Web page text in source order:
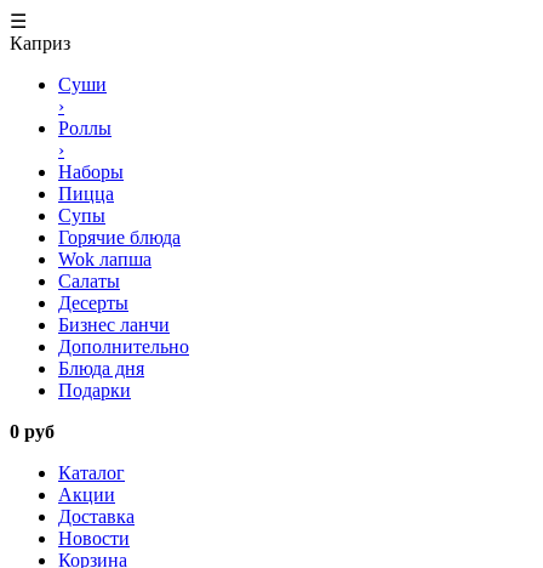
☰
Каприз
Суши
›
Роллы
›
Наборы
Пицца
Супы
Горячие блюда
Wok лапша
Салаты
Десерты
Бизнес ланчи
Дополнительно
Блюда дня
Подарки
0 руб
Каталог
Акции
Доставка
Новости
Корзина